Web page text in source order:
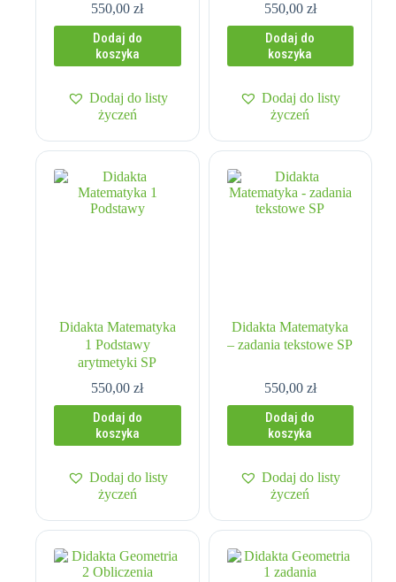
550,00zł
Dodaj do
koszyka
Dodaj do listy
życzeń
550,00 zł
Dodaj do
koszyka
Dodaj do listy
życzeń
Didakta Matematyka
1 Podstawy
arytmetyki SP
550,00zł
Dodaj do
koszyka
Dodaj do listy
życzeń
Didakta Matematyka
– zadania tekstowe SP
550,00 zł
Dodaj do
koszyka
Dodaj do listy
życzeń